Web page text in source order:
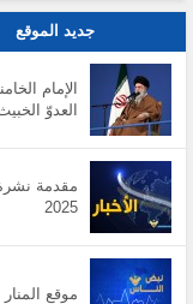
جديد الموقع
الإمام
العدوّ
2025
موقع